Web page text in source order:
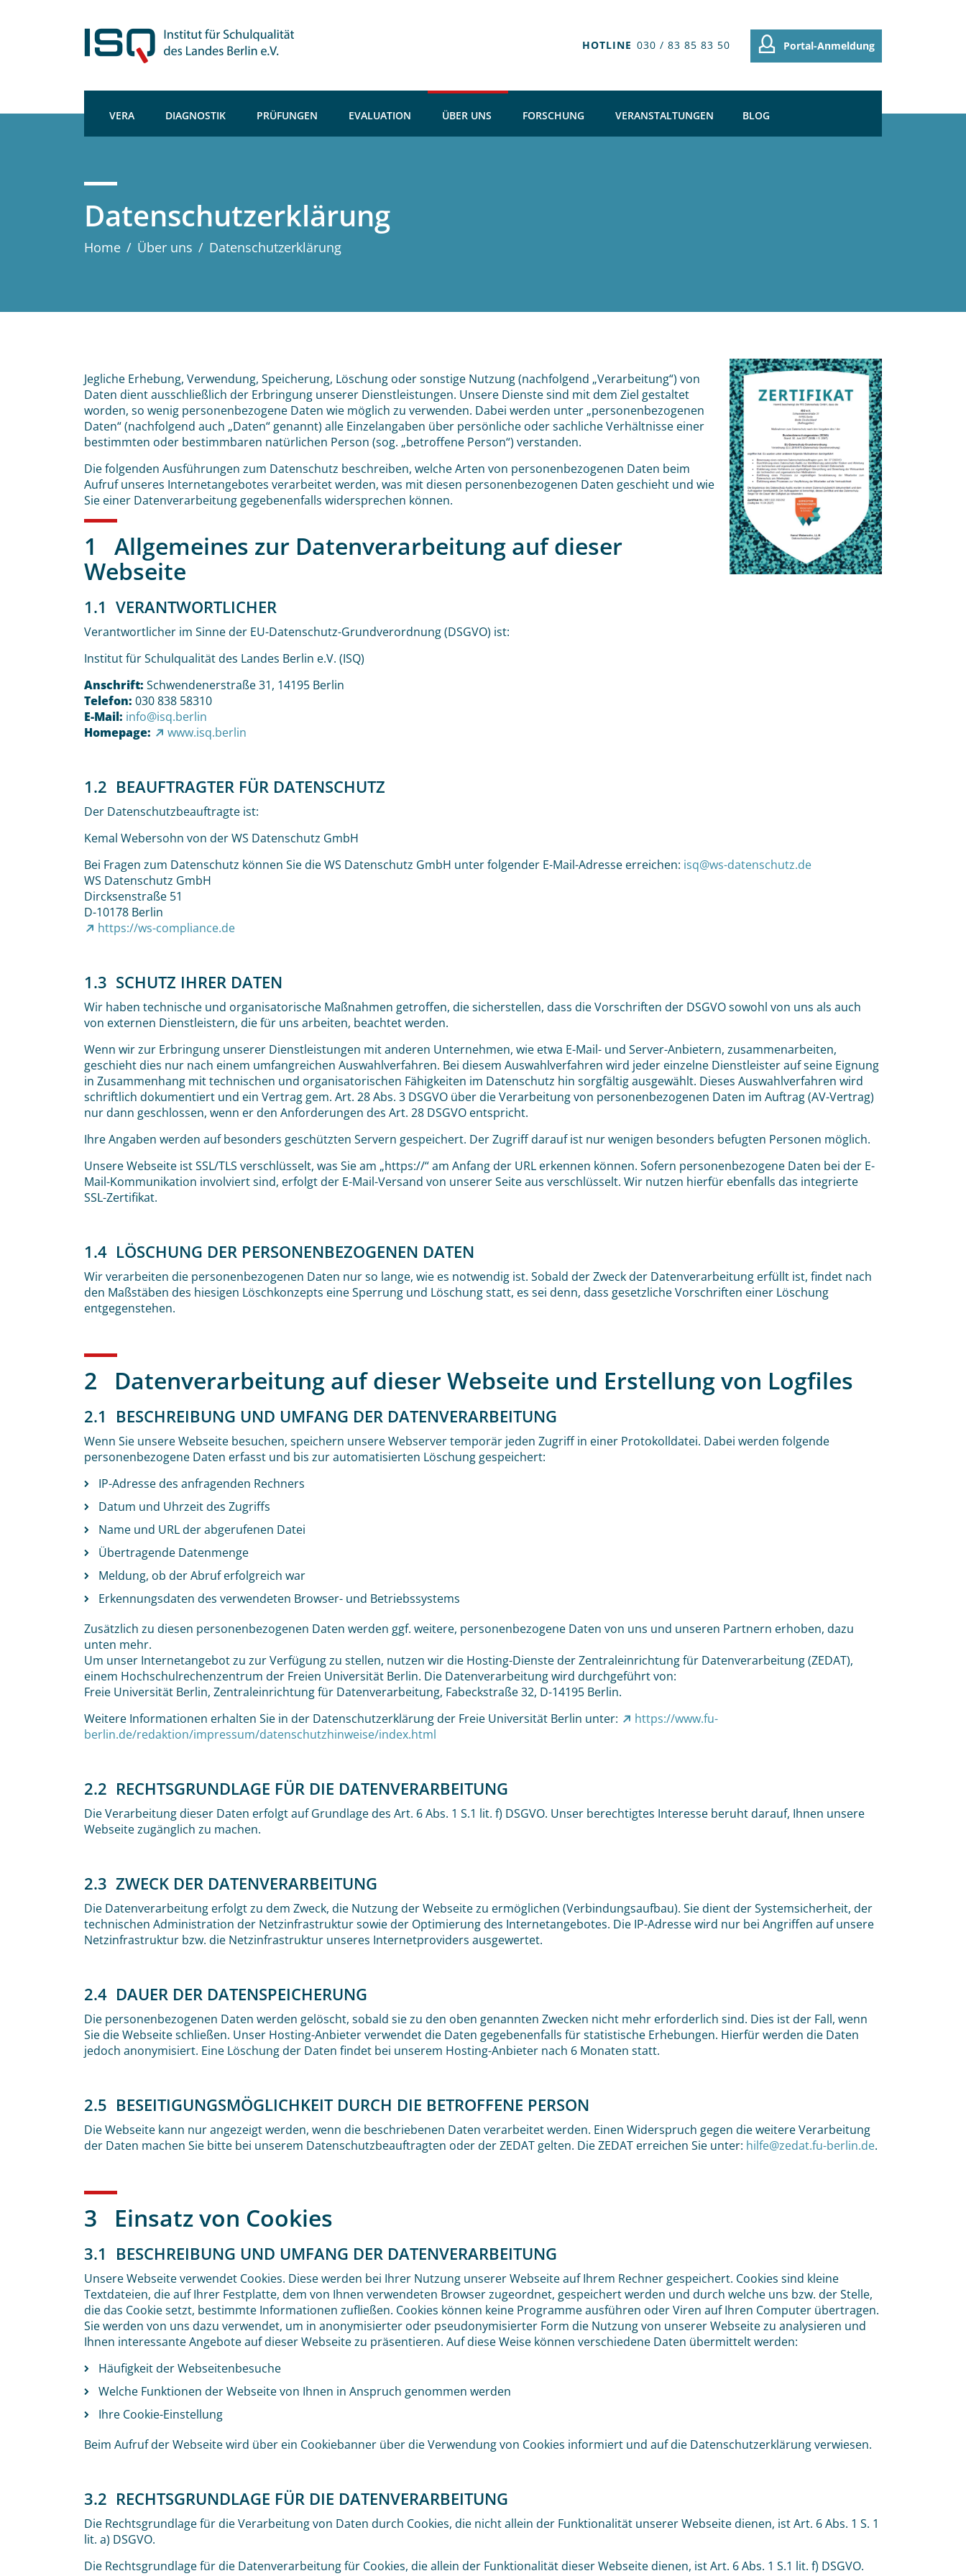
Portal-Anmeldung
HOTLINE 030 / 83 85 83 50
VERA DIAGNOSTIK PRÜFUNGEN EVALUATION ÜBER UNS FORSCHUNG VERANSTALTUNGEN BLOG
Datenschutzerklärung
Home / Über uns / Datenschutzerklärung
Jegliche Erhebung, Verwendung, Speicherung, Löschung oder sonstige Nutzung (nachfolgend „Verarbeitung“) von
Daten dient ausschließlich der Erbringung unserer Dienstleistungen. Unsere Dienste sind mit dem Ziel gestaltet
worden, so wenig personenbezogene Daten wie möglich zu verwenden. Dabei werden unter „personenbezogenen
Daten“ (nachfolgend auch „Daten“ genannt) alle Einzelangaben über persönliche oder sachliche Verhältnisse einer
bestimmten oder bestimmbaren natürlichen Person (sog. „betroffene Person“) verstanden.
Die folgenden Ausführungen zum Datenschutz beschreiben, welche Arten von personenbezogenen Daten beim
Aufruf unseres Internetangebotes verarbeitet werden, was mit diesen personenbezogenen Daten geschieht und wie
Sie einer Datenverarbeitung gegebenenfalls widersprechen können.
1 Allgemeines zur Datenverarbeitung auf dieser
Webseite
1.1 VERANTWORTLICHER
Verantwortlicher im Sinne der EU-Datenschutz-Grundverordnung (DSGVO) ist:
Institut für Schulqualität des Landes Berlin e.V. (ISQ)
Anschrift: Schwendenerstraße 31, 14195 Berlin
Telefon: 030 838 58310
E-Mail: info@isq.berlin
Homepage:
www.isq.berlin
1.2 BEAUFTRAGTER FÜR DATENSCHUTZ
Der Datenschutzbeauftragte ist:
Kemal Webersohn von der WS Datenschutz GmbH
Bei Fragen zum Datenschutz können Sie die WS Datenschutz GmbH unter folgender E-Mail-Adresse erreichen: isq@ws-datenschutz.de
WS Datenschutz GmbH
Dircksenstraße 51
D-10178 Berlin
https://ws-compliance.de
1.3 SCHUTZ IHRER DATEN
Wir haben technische und organisatorische Maßnahmen getroffen, die sicherstellen, dass die Vorschriften der DSGVO sowohl von uns als auch
von externen Dienstleistern, die für uns arbeiten, beachtet werden.
Wenn wir zur Erbringung unserer Dienstleistungen mit anderen Unternehmen, wie etwa E-Mail- und Server-Anbietern, zusammenarbeiten,
geschieht dies nur nach einem umfangreichen Auswahlverfahren. Bei diesem Auswahlverfahren wird jeder einzelne Dienstleister auf seine Eignung
in Zusammenhang mit technischen und organisatorischen Fähigkeiten im Datenschutz hin sorgfältig ausgewählt. Dieses Auswahlverfahren wird
schriftlich dokumentiert und ein Vertrag gem. Art. 28 Abs. 3 DSGVO über die Verarbeitung von personenbezogenen Daten im Auftrag (AV-Vertrag)
nur dann geschlossen, wenn er den Anforderungen des Art. 28 DSGVO entspricht.
Ihre Angaben werden auf besonders geschützten Servern gespeichert. Der Zugriff darauf ist nur wenigen besonders befugten Personen möglich.
Unsere Webseite ist SSL/TLS verschlüsselt, was Sie am „https://“ am Anfang der URL erkennen können. Sofern personenbezogene Daten bei der E-
Mail-Kommunikation involviert sind, erfolgt der E-Mail-Versand von unserer Seite aus verschlüsselt. Wir nutzen hierfür ebenfalls das integrierte
SSL-Zertifikat.
1.4 LÖSCHUNG DER PERSONENBEZOGENEN DATEN
Wir verarbeiten die personenbezogenen Daten nur so lange, wie es notwendig ist. Sobald der Zweck der Datenverarbeitung erfüllt ist, findet nach
den Maßstäben des hiesigen Löschkonzepts eine Sperrung und Löschung statt, es sei denn, dass gesetzliche Vorschriften einer Löschung
entgegenstehen.
2 Datenverarbeitung auf dieser Webseite und Erstellung von Logfiles
2.1 BESCHREIBUNG UND UMFANG DER DATENVERARBEITUNG
Wenn Sie unsere Webseite besuchen, speichern unsere Webserver temporär jeden Zugriff in einer Protokolldatei. Dabei werden folgende
personenbezogene Daten erfasst und bis zur automatisierten Löschung gespeichert:
IP-Adresse des anfragenden Rechners
Datum und Uhrzeit des Zugriffs
Name und URL der abgerufenen Datei
Übertragende Datenmenge
Meldung, ob der Abruf erfolgreich war
Erkennungsdaten des verwendeten Browser- und Betriebssystems
Zusätzlich zu diesen personenbezogenen Daten werden ggf. weitere, personenbezogene Daten von uns und unseren Partnern erhoben, dazu
unten mehr.
Um unser Internetangebot zu zur Verfügung zu stellen, nutzen wir die Hosting-Dienste der Zentraleinrichtung für Datenverarbeitung (ZEDAT),
einem Hochschulrechenzentrum der Freien Universität Berlin. Die Datenverarbeitung wird durchgeführt von:
Freie Universität Berlin, Zentraleinrichtung für Datenverarbeitung, Fabeckstraße 32, D-14195 Berlin.
Weitere Informationen erhalten Sie in der Datenschutzerklärung der Freie Universität Berlin unter:
https://www.fu-
berlin.de/redaktion/impressum/datenschutzhinweise/index.html
2.2 RECHTSGRUNDLAGE FÜR DIE DATENVERARBEITUNG
Die Verarbeitung dieser Daten erfolgt auf Grundlage des Art. 6 Abs. 1 S.1 lit. f) DSGVO. Unser berechtigtes Interesse beruht darauf, Ihnen unsere
Webseite zugänglich zu machen.
2.3 ZWECK DER DATENVERARBEITUNG
Die Datenverarbeitung erfolgt zu dem Zweck, die Nutzung der Webseite zu ermöglichen (Verbindungsaufbau). Sie dient der Systemsicherheit, der
technischen Administration der Netzinfrastruktur sowie der Optimierung des Internetangebotes. Die IP-Adresse wird nur bei Angriffen auf unsere
Netzinfrastruktur bzw. die Netzinfrastruktur unseres Internetproviders ausgewertet.
2.4 DAUER DER DATENSPEICHERUNG
Die personenbezogenen Daten werden gelöscht, sobald sie zu den oben genannten Zwecken nicht mehr erforderlich sind. Dies ist der Fall, wenn
Sie die Webseite schließen. Unser Hosting-Anbieter verwendet die Daten gegebenenfalls für statistische Erhebungen. Hierfür werden die Daten
jedoch anonymisiert. Eine Löschung der Daten findet bei unserem Hosting-Anbieter nach 6 Monaten statt.
2.5 BESEITIGUNGSMÖGLICHKEIT DURCH DIE BETROFFENE PERSON
Die Webseite kann nur angezeigt werden, wenn die beschriebenen Daten verarbeitet werden. Einen Widerspruch gegen die weitere Verarbeitung
der Daten machen Sie bitte bei unserem Datenschutzbeauftragten oder der ZEDAT gelten. Die ZEDAT erreichen Sie unter: hilfe@zedat.fu-berlin.de.
3 Einsatz von Cookies
3.1 BESCHREIBUNG UND UMFANG DER DATENVERARBEITUNG
Unsere Webseite verwendet Cookies. Diese werden bei Ihrer Nutzung unserer Webseite auf Ihrem Rechner gespeichert. Cookies sind kleine
Textdateien, die auf Ihrer Festplatte, dem von Ihnen verwendeten Browser zugeordnet, gespeichert werden und durch welche uns bzw. der Stelle,
die das Cookie setzt, bestimmte Informationen zufließen. Cookies können keine Programme ausführen oder Viren auf Ihren Computer übertragen.
Sie werden von uns dazu verwendet, um in anonymisierter oder pseudonymisierter Form die Nutzung von unserer Webseite zu analysieren und
Ihnen interessante Angebote auf dieser Webseite zu präsentieren. Auf diese Weise können verschiedene Daten übermittelt werden:
Häufigkeit der Webseitenbesuche
Welche Funktionen der Webseite von Ihnen in Anspruch genommen werden
Ihre Cookie-Einstellung
Beim Aufruf der Webseite wird über ein Cookiebanner über die Verwendung von Cookies informiert und auf die Datenschutzerklärung verwiesen.
3.2 RECHTSGRUNDLAGE FÜR DIE DATENVERARBEITUNG
Die Rechtsgrundlage für die Verarbeitung von Daten durch Cookies, die nicht allein der Funktionalität unserer Webseite dienen, ist Art. 6 Abs. 1 S. 1
lit. a) DSGVO.
Die Rechtsgrundlage für die Datenverarbeitung für Cookies, die allein der Funktionalität dieser Webseite dienen, ist Art. 6 Abs. 1 S.1 lit. f) DSGVO.